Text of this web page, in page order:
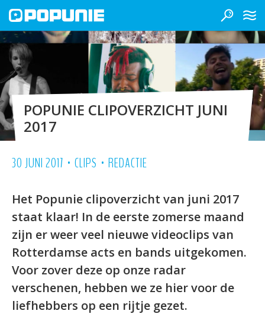
POPUNIE CLIPOVERZICHT JUNI
2017
30 JUNI 2017 • CLIPS • REDACTIE
Het Popunie clipoverzicht van juni 2017
staat klaar! In de eerste zomerse maand
zijn er weer veel nieuwe videoclips van
Rotterdamse acts en bands uitgekomen.
Voor zover deze op onze radar
verschenen, hebben we ze hier voor de
liefhebbers op een rijtje gezet.